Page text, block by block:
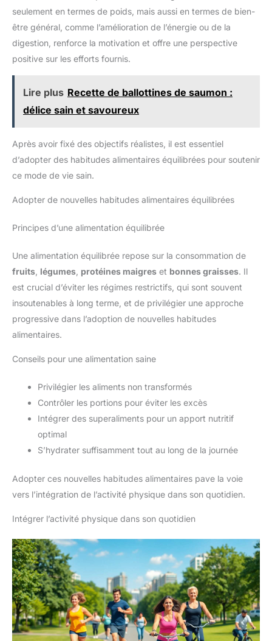
seulement en termes de poids, mais aussi en termes de bien-
être général, comme l’amélioration de l’énergie ou de la
digestion, renforce la motivation et offre une perspective
positive sur les efforts fournis.
Lire plus Recette de ballottines de saumon :
délice sain et savoureux
Après avoir fixé des objectifs réalistes, il est essentiel
d’adopter des habitudes alimentaires équilibrées pour soutenir
ce mode de vie sain.
Adopter de nouvelles habitudes alimentaires équilibrées
Principes d’une alimentation équilibrée
Une alimentation équilibrée repose sur la consommation de
fruits légumes protéines maigres et bonnes graisses. Il
est crucial d’éviter les régimes restrictifs, qui sont souvent
insoutenables à long terme, et de privilégier une approche
progressive dans l’adoption de nouvelles habitudes
alimentaires.
Conseils pour une alimentation saine
Privilégier les aliments non transformés
Contrôler les portions pour éviter les excès
Intégrer des superaliments pour un apport nutritif
optimal
S’hydrater suffisamment tout au long de la journée
Adopter ces nouvelles habitudes alimentaires pave la voie
vers l’intégration de l’activité physique dans son quotidien.
Intégrer l’activité physique dans son quotidien